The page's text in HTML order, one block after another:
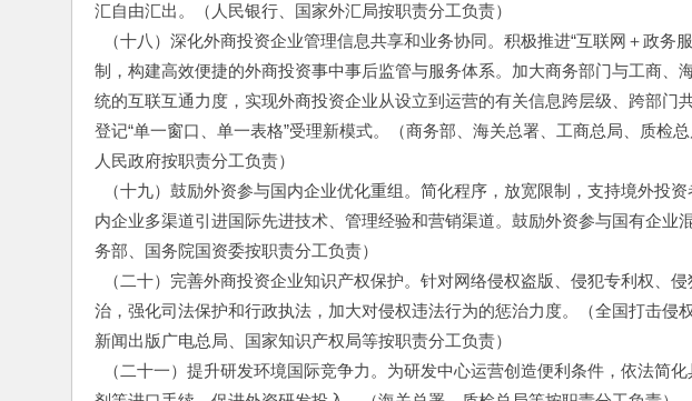
汇自由汇出。（人民银行、国家外汇局按职责分工负责）
（十八）深化外商投资企业管理信息共享和业务协同。积极推进“互联网＋政务
制，构建高效便捷的外商投资事中事后监管与服务体系。加大商务部门与工商、
统的互联互通力度，实现外商投资企业从设立到运营的有关信息跨层级、跨部门
登记“单一窗口、单一表格”受理新模式。（商务部、海关总署、工商总局、质检
人民政府按职责分工负责）
（十九）鼓励外资参与国内企业优化重组。简化程序，放宽限制，支持境外投
内企业多渠道引进国际先进技术、管理经验和营销渠道。鼓励外资参与国有企业
务部、国务院国资委按职责分工负责）
（二十）完善外商投资企业知识产权保护。针对网络侵权盗版、侵犯专利权、
治，强化司法保护和行政执法，加大对侵权违法行为的惩治力度。（全国打击侵
新闻出版广电总局、国家知识产权局等按职责分工负责）
（二十一）提升研发环境国际竞争力。为研发中心运营创造便利条件，依法简